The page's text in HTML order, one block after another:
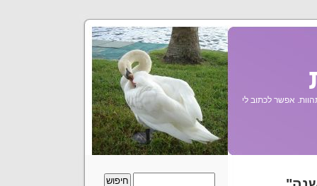
אפשר לכתוב לי